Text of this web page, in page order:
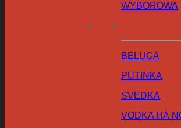
WYBOROWA
BELUGA
PUTINKA
SVEDKA
VODKA HÀ